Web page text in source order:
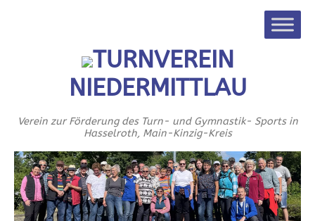
TURNVEREIN
NIEDERMITTLAU
Verein zur Förderung des Turn- und Gymnastik- Sports in
Hasselroth, Main-Kinzig-Kreis